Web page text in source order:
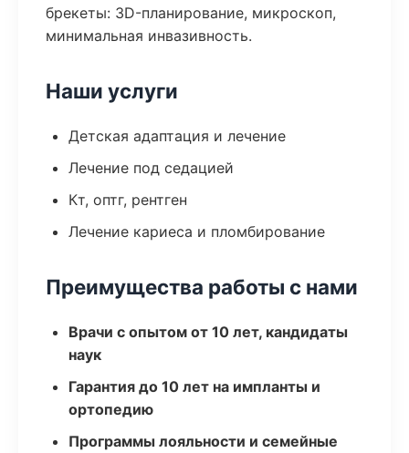
брекеты: 3D-планирование, микроскоп,
минимальная инвазивность.
Наши услуги
Детская адаптация и лечение
Лечение под седацией
Кт, оптг, рентген
Лечение кариеса и пломбирование
Преимущества работы с нами
Врачи с опытом от 10 лет, кандидаты
наук
Гарантия до 10 лет на импланты и
ортопедию
Программы лояльности и семейные